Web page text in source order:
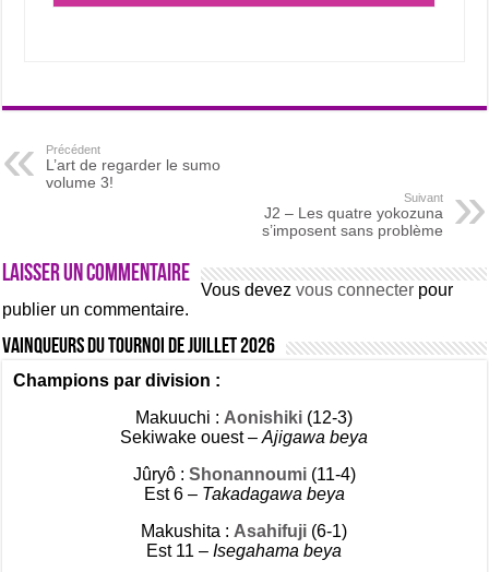
Précédent
L’art de regarder le sumo
volume 3!
Suivant
J2 – Les quatre yokozuna
s’imposent sans problème
Laisser un commentaire
Vous devezvous connecter pour
publier un commentaire.
Vainqueurs du tournoi de Juillet 2026
Champions par division :
Makuuchi : Aonishiki (12-3)
Sekiwake ouest –Ajigawa beya
Jûryô : Shonannoumi (11-4)
Est 6 – Takadagawa beya
Makushita : Asahifuji (6-1)
Est 11 –Isegahama beya